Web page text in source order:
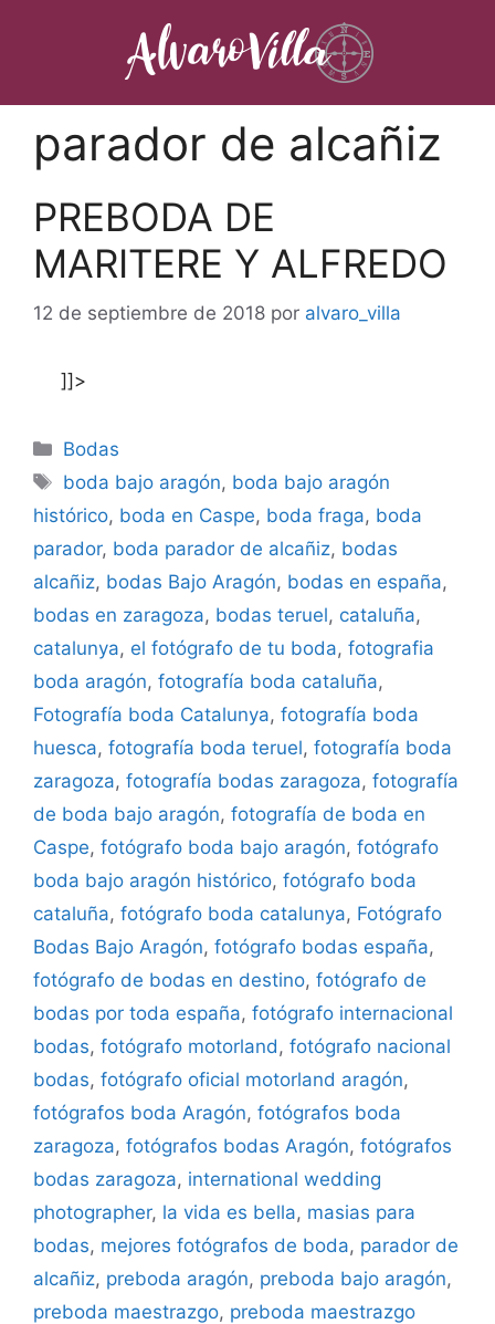
parador de alcañiz
PREBODA DE
MARITERE Y ALFREDO
12 de septiembre de 2018 por alvaro_villa
]]>
Categorías
Bodas
Etiquetas
boda bajo aragón, boda bajo aragón
histórico, boda en Caspe, boda fraga, boda
parador, boda parador de alcañiz, bodas
alcañiz, bodas Bajo Aragón, bodas en españa,
bodas en zaragoza, bodas teruel, cataluña,
catalunya, el fotógrafo de tu boda, fotografia
boda aragón, fotografía boda cataluña,
Fotografía boda Catalunya, fotografía boda
huesca, fotografía boda teruel, fotografía boda
zaragoza, fotografía bodas zaragoza, fotografía
de boda bajo aragón, fotografía de boda en
Caspe, fotógrafo boda bajo aragón, fotógrafo
boda bajo aragón histórico, fotógrafo boda
cataluña, fotógrafo boda catalunya, Fotógrafo
Bodas Bajo Aragón, fotógrafo bodas españa,
fotógrafo de bodas en destino, fotógrafo de
bodas por toda españa, fotógrafo internacional
bodas, fotógrafo motorland , fotógrafo nacional
bodas, fotógrafo oficial motorland aragón,
fotógrafos boda Aragón, fotógrafos boda
zaragoza, fotógrafos bodas Aragón, fotógrafos
bodas zaragoza, international wedding
photographer, la vida es bella, masias para
bodas, mejores fotógrafos de boda, parador de
alcañiz, preboda aragón, preboda bajo aragón,
preboda maestrazgo, preboda maestrazgo